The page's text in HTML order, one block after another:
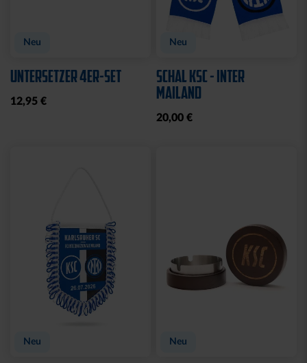
Neu
UNTERSETZER 4ER-SET
12,95 €
Neu
SCHAL KSC - INTER
MAILAND
20,00 €
Neu Neu